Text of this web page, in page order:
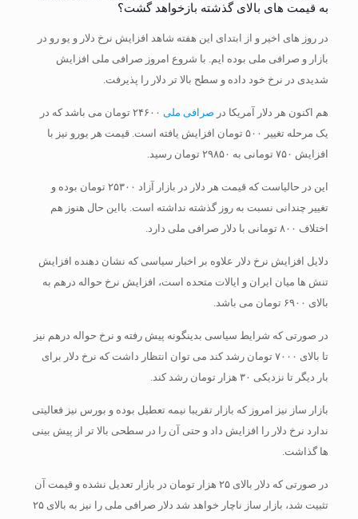
به قیمت های بالای گذشته بازخواهد گشت؟
در روز های اخیر و از ابتدای این هفته شاهد افزایش نرخ دلار و یو رو در
بازار و صرافی ملی بوده ایم. با شروع امروز صرافی ملی افزایش
شدیدی در نرخ خود داده و سطح بالا تر دلار را پذیرفت.
هم اکنون هر دلار آمریکا در صرافی ملی
۲۴۶۰۰ تومان می باشد که در
یک مرحله تغییر ۵۰۰ تومان افزایش یافته است. قیمت هر یورو نیز با
افزایش ۷۵۰ تومانی به ۲۹۸۵۰ تومان رسید.
این در حالیاست که قیمت هر دلار در بازار آزاد ۲۵۳۰۰ تومان بوده و
تغییر چندانی نسبت به روز گذشته نداشته است. بااین حال هنوز هم
اختلاف ۸۰۰ تومانی با دلار صرافی ملی دارد.
دلایل افزایش نرخ دلار علاوه بر اخبار سیاسی که نشان دهنده افزایش
تنش ها میان ایران و ایالات متحده است، افزایش نرخ حواله درهم به
بالای ۶۹۰۰ تومان می باشد.
در صورتی که شرایط سیاسی بدینگونه پیش رفته و نرخ حواله درهم نیز
تا بالای ۷۰۰۰ تومان رشد کند می توان انتظار داشت که نرخ دلار برای
بار دیگر تا نزدیکی ۳۰ هزار تومان رشد کند.
بازار ساز نیز امروز که بازار تقریبا نیمه تعطیل بوده و بورس نیز فعالیتی
ندارد نرخ دلار را افزایش داد و حتی آن را در سطحی بالا تر از پیش بینی
ها گذاشت.
در صورتی که دلار بالای ۲۵ هزار تومان در بازار تعدیل نشده و قیمت آن
تثبیت شد، بازار ساز ناچار خواهد شد دلار صرافی ملی را نیز به بالای ۲۵